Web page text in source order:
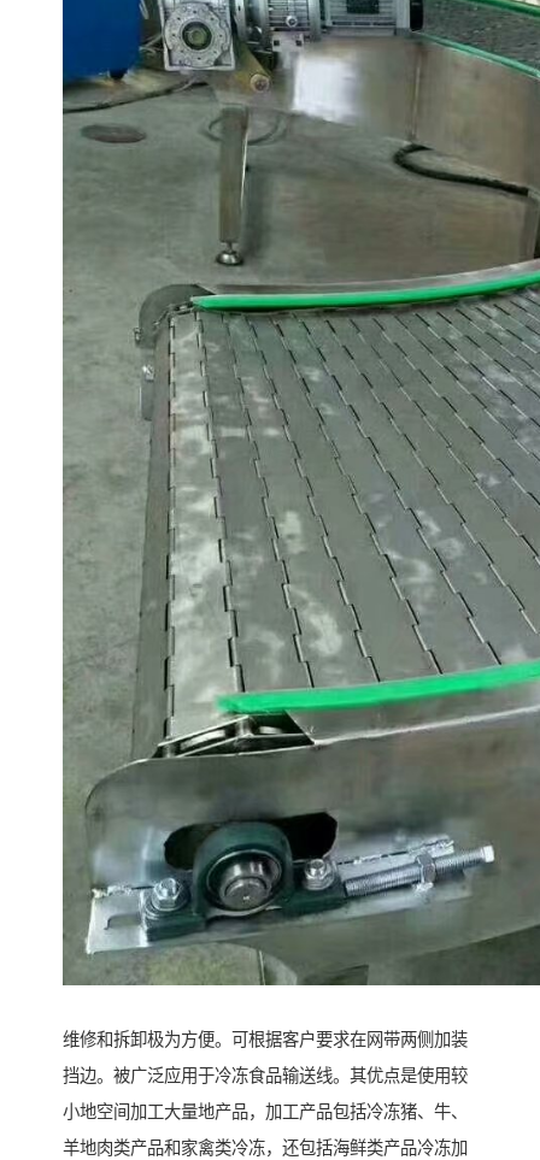
维修和拆卸极为方便。可根据客户要求在网带两侧加装
挡边。被广泛应用于冷冻食品输送线。其优点是使用较
小地空间加工大量地产品，加工产品包括冷冻猪、牛、
羊地肉类产品和家禽类冷冻，还包括海鲜类产品冷冻加